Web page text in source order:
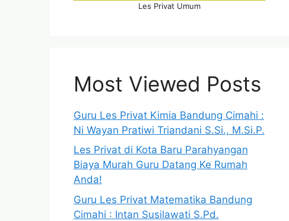
Les Privat Umum
Most Viewed Posts
Guru Les Privat Kimia Bandung Cimahi :
Ni Wayan Pratiwi Triandani S.Si., M.Si.P.
Les Privat di Kota Baru Parahyangan
Biaya Murah Guru Datang Ke Rumah
Anda!
Guru Les Privat Matematika Bandung
Cimahi : Intan Susilawati S.Pd.